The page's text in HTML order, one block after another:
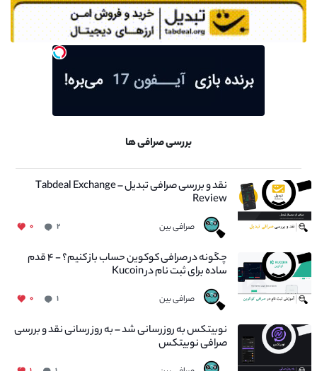
بررسی صرافی ها
نقد و بررسی صرافی تبدیل – Tabdeal Exchange
Review
صرافی بین ۲ ۰
چگونه در صرافی کوکوین حساب باز کنیم؟ - ۴ قدم
ساده برای ثبت نام در Kucoin
صرافی بین ۱ ۰
نوبیتکس به روزرسانی شد – به روز رسانی نقد و بررسی
صرافی نوبیتکس